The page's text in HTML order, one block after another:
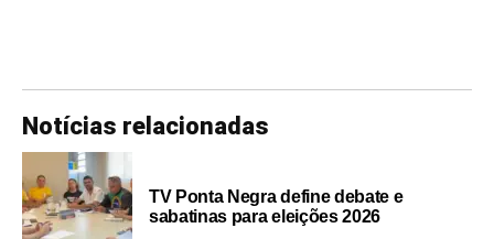
Notícias relacionadas
TV Ponta Negra define debate e
sabatinas para eleições 2026